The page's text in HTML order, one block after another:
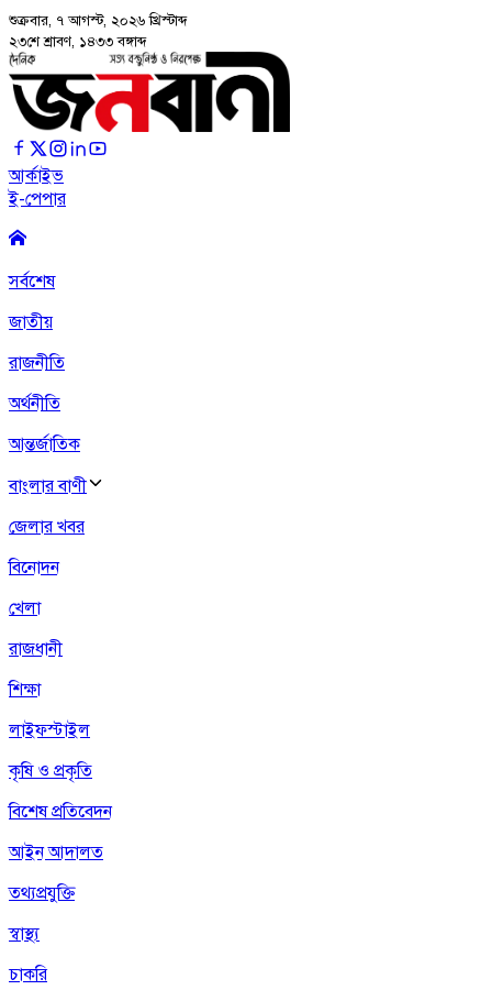
শুক্রবার, ৭ আগস্ট, ২০২৬ খ্রিস্টাব্দ
২৩শে শ্রাবণ, ১৪৩৩ বঙ্গাব্দ
আর্কাইভ
ই-পেপার
সর্বশেষ
জাতীয়
রাজনীতি
অর্থনীতি
আন্তর্জাতিক
বাংলার বাণী
জেলার খবর
বিনোদন
খেলা
রাজধানী
শিক্ষা
লাইফস্টাইল
কৃষি ও প্রকৃতি
বিশেষ প্রতিবেদন
আইন আদালত
তথ্যপ্রযুক্তি
স্বাস্থ্য
চাকরি